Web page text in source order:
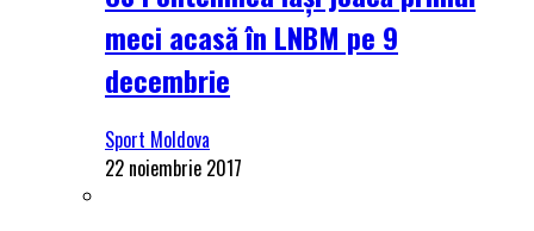
meci acasă în LNBM pe 9
decembrie
Sport Moldova
22 noiembrie 2017